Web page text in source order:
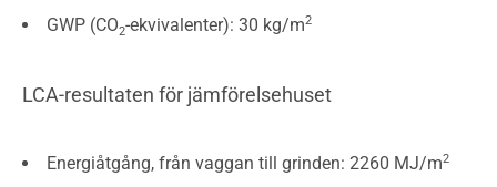
GWP (CO2-ekvivalenter): 30 kg/m2
LCA-resultaten för jämförelsehuset
Energiåtgång, från vaggan till grinden: 2260 MJ/m2